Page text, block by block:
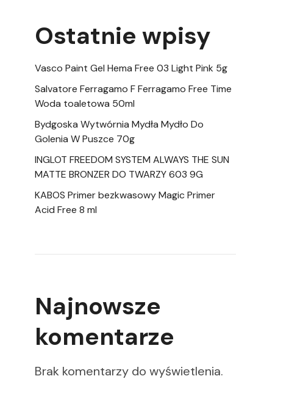
Ostatnie wpisy
Vasco Paint Gel Hema Free 03 Light Pink 5g
Salvatore Ferragamo F Ferragamo Free Time
Woda toaletowa 50ml
Bydgoska Wytwórnia Mydła Mydło Do
Golenia W Puszce 70g
INGLOT FREEDOM SYSTEM ALWAYS THE SUN
MATTE BRONZER DO TWARZY 603 9G
KABOS Primer bezkwasowy Magic Primer
Acid Free 8 ml
Najnowsze
komentarze
Brak komentarzy do wyświetlenia.